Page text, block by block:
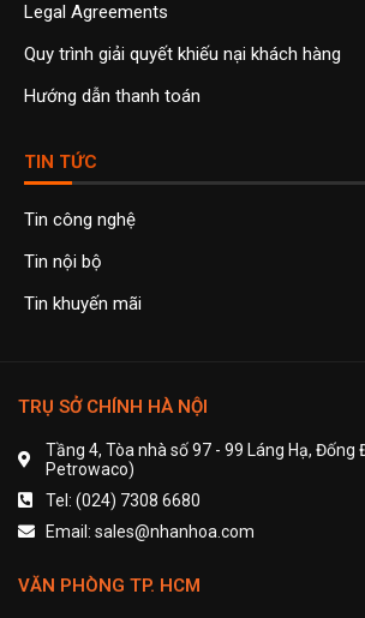
Legal Agreements
Quy trình giải quyết khiếu nại khách hàng
Hướng dẫn thanh toán
TIN TỨC
Tin công nghệ
Tin nội bộ
Tin khuyến mãi
TRỤ SỞ CHÍNH HÀ NỘI
Tầng 4, Tòa nhà số 97 - 99 Láng Hạ, Đống
Petrowaco)
Tel: (024) 7308 6680
Email: sales@nhanhoa.com
VĂN PHÒNG TP. HCM